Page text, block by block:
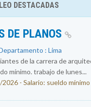
DESTACADAS
DE PLANOS
: Lima
de la carrera de
mínimo. trabajo de lunes...
- Salario: sueldo mínimo